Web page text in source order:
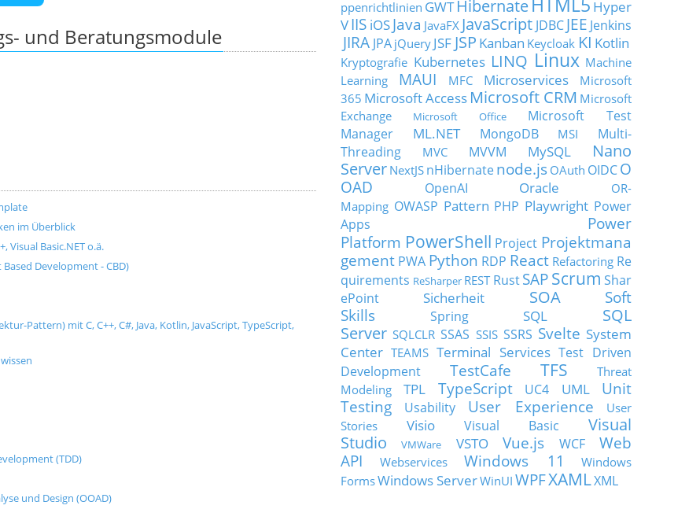
und Beratungsmodule
im Überblick
Visual Basic.NET o.ä.
Development - CBD)
Pattern) mit C, C++, C#, Java, Kotlin, JavaScript, TypeScript,
(TDD)
und Design (OOAD)
ppenrichtlinien GWT HibernateHTML5 Hyper
VIIS iOSJava JavaFX JavaScript JDBC JEE Jenkins
JIRA JPA jQuery JSF JSP Kanban Keycloak KI Kotlin
Kryptografie Kubernetes LINQ Linux Machine
Learning
MAUI MFC Microservices
Microsoft
365 Microsoft Access Microsoft CRM Microsoft
Exchange
Microsoft Office
Microsoft Test
Manager
ML.NET MongoDB MSI
Multi-
Threading
MVC MVVM MySQL
Nano
Server NextJS nHibernatenode.js OAuth OIDCO
OAD
OpenAI Oracle
OR-
Mapping OWASP Pattern PHP Playwright Power
Apps
Power
Platform PowerShell Project Projektmana
gement PWA Python RDP React Refactoring Re
quirements ReSharper REST Rust SAP Scrum Shar
ePoint
Sicherheit SOA
Soft
Skills
Spring SQL
SQL
Server SQLCLR SSAS SSIS SSRS Svelte System
Center TEAMS Terminal Services Test Driven
Development
TestCafe TFS
Threat
Modeling
TPL TypeScript UC4 UML
Unit
Testing
Usability User Experience
User
Stories
Visio Visual Basic
Visual
Studio
VMWare VSTO Vue.js WCF
Web
API
Webservices Windows 11
Windows
FormsWindows ServerWinUI WPFXAMLXML